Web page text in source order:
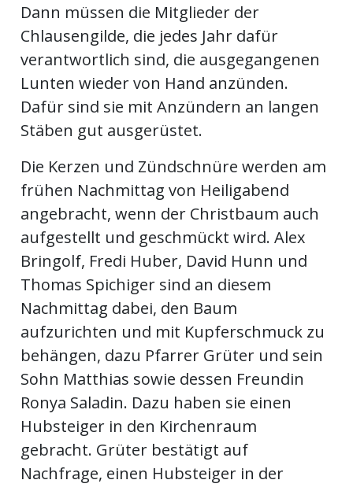
Dann müssen die Mitglieder der
Chlausengilde, die jedes Jahr dafür
verantwortlich sind, die ausgegangenen
Lunten wieder von Hand anzünden.
Dafür sind sie mit Anzündern an langen
Stäben gut ausgerüstet.
Die Kerzen und Zündschnüre werden am
frühen Nachmittag von Heiligabend
angebracht, wenn der Christbaum auch
aufgestellt und geschmückt wird. Alex
Bringolf, Fredi Huber, David Hunn und
Thomas Spichiger sind an diesem
Nachmittag dabei, den Baum
aufzurichten und mit Kupferschmuck zu
behängen, dazu Pfarrer Grüter und sein
Sohn Matthias sowie dessen Freundin
Ronya Saladin. Dazu haben sie einen
Hubsteiger in den Kirchenraum
gebracht. Grüter bestätigt auf
Nachfrage, einen Hubsteiger in der